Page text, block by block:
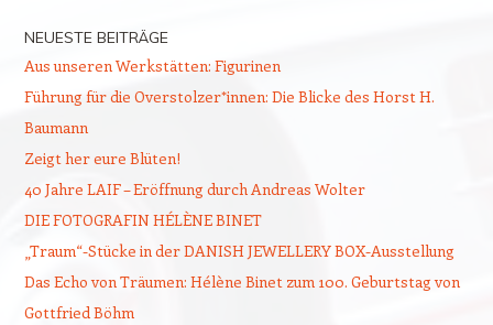
NEUESTE BEITRÄGE
Aus unseren Werkstätten: Figurinen
Führung für die Overstolzer*innen: Die Blicke des Horst H.
Baumann
Zeigt her eure Blüten!
40 Jahre LAIF – Eröffnung durch Andreas Wolter
DIE FOTOGRAFIN HÉLÈNE BINET
„Traum“-Stücke in der DANISH JEWELLERY BOX-Ausstellung
Das Echo von Träumen: Hélène Binet zum 100. Geburtstag von
Gottfried Böhm